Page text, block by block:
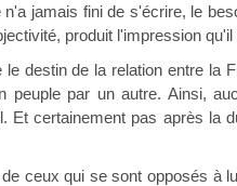
jamais fini de s'écrire, le
produit l'impression
de la relation entre la
par un autre. Ainsi,
Et certainement pas après la
qui se sont opposés à